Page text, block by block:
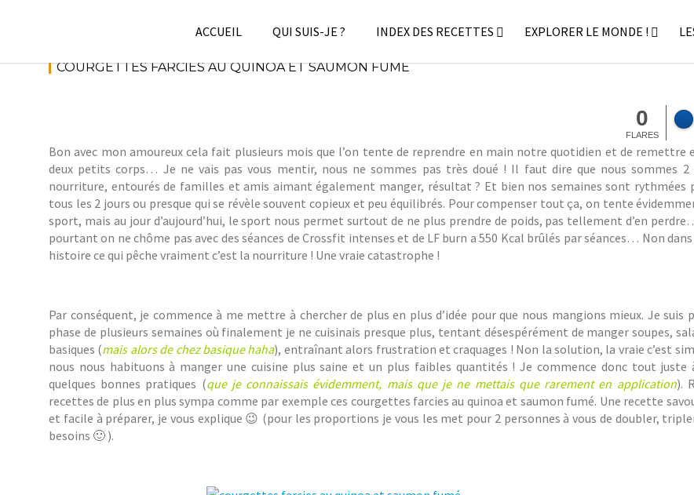
ACCUEIL QUI SUIS-JE ? INDEX DES RECETTES EXPLORER LE MONDE !
2017
mange
COURGETTES FARCIES AU QUINOA ET SAUMON FUMÉ
0
FLARES
Bon avec mon amoureux cela fait plusieurs mois que l’on tente de reprendre en main notre quotidien et de remettre
deux petits corps… Je ne vais pas vous mentir, nous ne sommes pas très doué ! Il faut dire que nous sommes 2
nourriture, entourés de familles et amis aimant également manger, résultat ? Et bien nos semaines sont rythmées
tous les 2 jours ou presque qui se révèle souvent copieux et peu équilibrés. Pour compenser tout ça, on tente
sport, mais au jour d’aujourd’hui, le sport nous permet surtout de ne plus prendre de poids, pas tellement d’en
pourtant on ne chôme pas avec des séances de Crossfit intenses et de LF burn a 550 Kcal brûlés par séances… Non
histoire ce qui pêche vraiment c’est la nourriture ! Une vraie catastrophe !
Par conséquent, je commence à me mettre à chercher de plus en plus d’idée pour que nous mangions mieux. Je suis
phase de plusieurs semaines où finalement je ne cuisinais presque plus, tentant désespérément de manger soupes,
basiques (mais alors de chez basique haha), entraînant alors frustration et craquages ! Non la solution, la vraie c’est
nous nous habituons à manger une cuisine plus saine et un plus faibles quantités ! Je commence donc tout juste
quelques bonnes pratiques (que je connaissais évidemment, mais que je ne mettais que rarement en application).
recettes de plus en plus sympa comme par exemple ces courgettes farcies au quinoa et saumon fumé. Une recette
et facile à préparer, je vous explique 😉 (pour les proportions je vous les met pour 2 personnes à vous de doubler,
besoins 🙂 ).